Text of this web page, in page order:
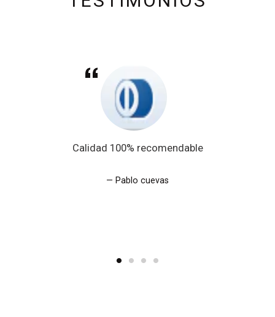
Calidad 100% recomendable
Pablo cuevas